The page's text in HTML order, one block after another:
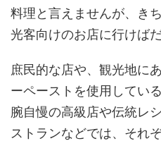
料理と言えませんが、き
光客向けのお店に行けば
庶民的な店や、観光地に
ーペーストを使用してい
腕自慢の高級店や伝統レ
ストランなどでは、それ